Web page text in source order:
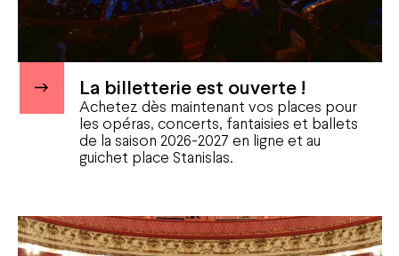
La billetterie est ouverte !
Achetez dès maintenant vos places pour
les opéras, concerts, fantaisies et ballets
de la saison 2026-2027 en ligne et au
guichet place Stanislas.